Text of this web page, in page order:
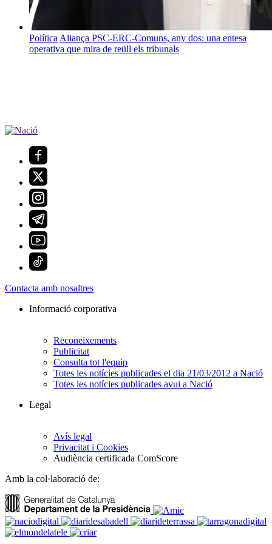
Política Aliança PSC-ERC-Comuns, any dos: una entesa
operativa que mira de reüll els tribunals
Contacta amb nosaltres
Informació corporativa
Reconeixements
Publicitat
Consulta tot l'equip
Totes les notícies publicades el dia 21/03/2012 a Nació
Totes les notícies publicades avui a Nació
Legal
Avís legal
Privacitat i Cookies
Audiència certificada ComScore
Amb la col·laboració de: